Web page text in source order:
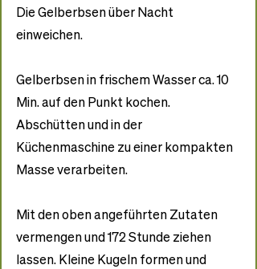
Die Gelberbsen über Nacht
einweichen.
Gelberbsen in frischem Wasser ca. 10
Min. auf den Punkt kochen.
Abschütten und in der
Küchenmaschine zu einer kompakten
Masse verarbeiten.
Mit den oben angeführten Zutaten
vermengen und 172 Stunde ziehen
lassen. Kleine Kugeln formen und